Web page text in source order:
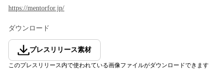
https://mentorfor.jp/
ダウンロード
プレスリリース素材
このプレスリリース内で使われている画像ファイルがダウンロードできます